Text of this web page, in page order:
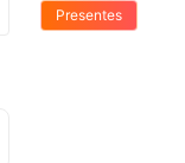
Presentes